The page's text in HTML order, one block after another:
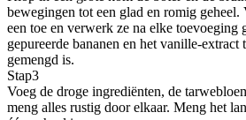
bewegingen tot een glad en romig geheel.
een toe en verwerk ze na elke toevoeging
gepureerde bananen en het vanille-extract
gemengd is.
Stap3
Voeg de droge ingrediënten, de
meng alles rustig door elkaar. Meng het